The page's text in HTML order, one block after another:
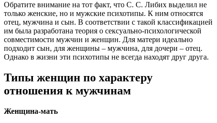
Обратите внимание на тот факт, что С. С. Либих выделил не
только женские, но и мужские психотипы. К ним относятся
отец, мужчина и сын. В соответствии с такой классификацией
им была разработана теория о сексуально-психологической
совместимости мужчин и женщин. Для матери идеально
подходит сын, для женщины – мужчина, для дочери – отец.
Однако в жизни эти психотипы не всегда находят друг друга.
Типы женщин по характеру
отношения к мужчинам
Женщина-мать